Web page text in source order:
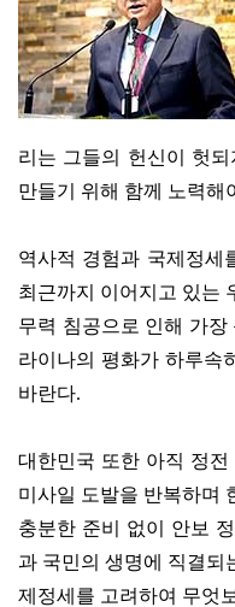
리는 그들의 헌신이 헛
만들기 위해 함께 노력해
역사적 경험과 국제정세
최근까지 이어지고 있는
무력 침공으로 인해 가
라이나의 평화가 하루속
바란다.
대한민국 또한 아직 정
미사일 도발을 반복하며
충분한 준비 없이 안보
과 국민의 생명에 직결되
제정세를 고려하여 무엇